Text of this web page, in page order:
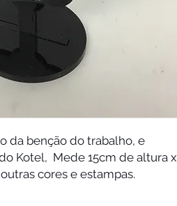
da benção do trabalho, e
Kotel,  Mede 15cm de altura x
cores e estampas.